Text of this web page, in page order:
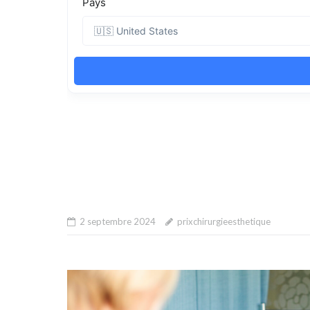
2 septembre 2024 prixchirurgieesthetique